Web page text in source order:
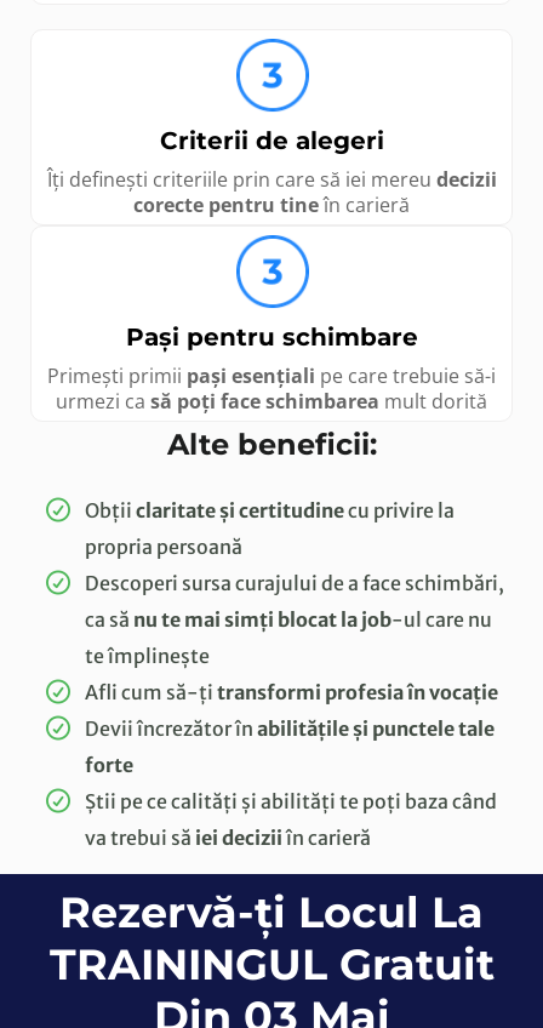
Criterii de alegeri
Îți definești criteriile prin care să iei mereu decizii
corecte pentru tineîn carieră
Pași pentru schimbare
Primești primii pași esențiali pe care trebuie să-i
urmezi ca să poți face schimbarea mult dorită
Alte beneficii:
Obții claritate și certitudinecu privire la
propria persoană
Descoperi sursa curajului de a face schimbări,
ca să nu te mai simți blocat la job-ul care nu
te împlinește
Afli cum să-ți transformi profesia în vocație
Devii încrezător în abilitățile și punctele tale
forte
Știi pe ce calități și abilități te poți baza când
va trebui să iei deciziiîn carieră
Rezervă-ți Locul La
TRAININGUL Gratuit
Din 03 Mai